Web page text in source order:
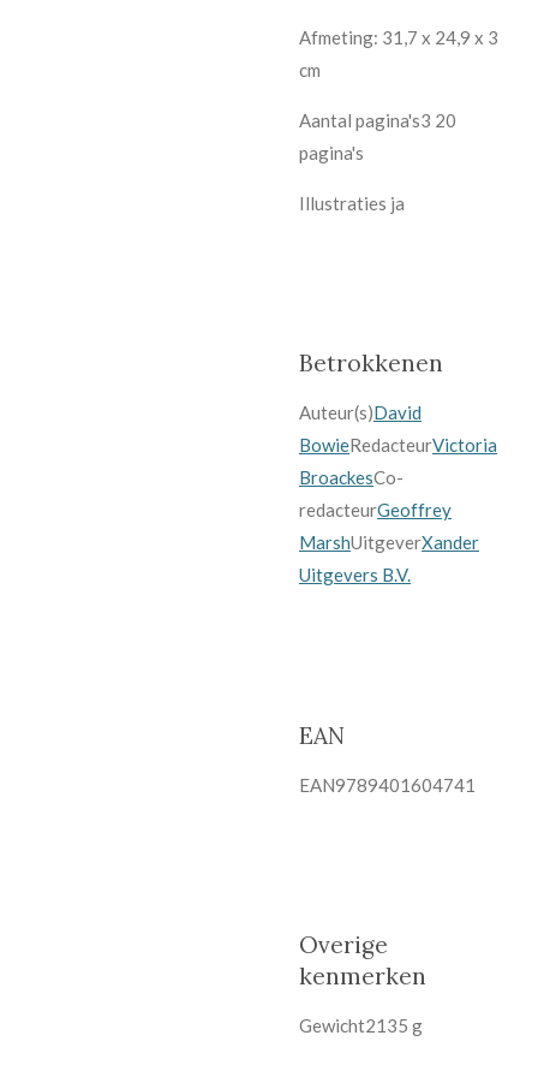
Afmeting: 31,7 x 24,9 x 3
cm
Aantal pagina's3 20
pagina's
Illustraties ja
Betrokkenen
Auteur(s)David
BowieRedacteurVictoria
BroackesCo-
redacteurGeoffrey
MarshUitgeverXander
Uitgevers B.V.
EAN
EAN9789401604741
Overige
kenmerken
Gewicht2135 g